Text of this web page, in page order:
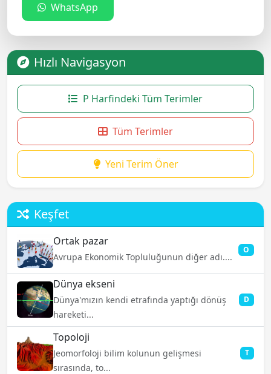
WhatsApp
Hızlı Navigasyon
P Harfindeki Tüm Terimler
Tüm Terimler
Yeni Terim Öner
Keşfet
Ortak pazar
Avrupa Ekonomik Topluluğunun diğer adı....
O
Dünya ekseni
Dünya'mızın kendi etrafında yaptığı dönüş
hareketi...
D
Topoloji
Jeomorfoloji bilim kolunun gelişmesi
sırasında, to...
T